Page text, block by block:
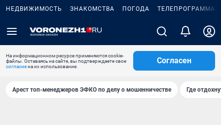
НЕДВИЖИМОСТЬ ЗНАКОМСТВА ПОГОДА ТЕЛЕПРОГРАММА
На информационном ресурсе применяются cookie-
файлы. Оставаясь на сайте, вы подтверждаете свое
согласиена их использование.
Согласен
Арест топ-менеджеров ЭФКО по делу о мошенничестве Где